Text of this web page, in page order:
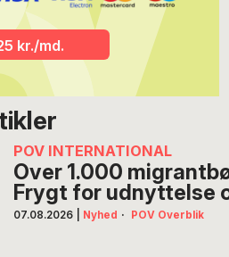
kr./md.
POV INTERNATIONAL
Over 1.000
Frygt for udnyttelse
07.08.2026 Nyhed · POV Overblik